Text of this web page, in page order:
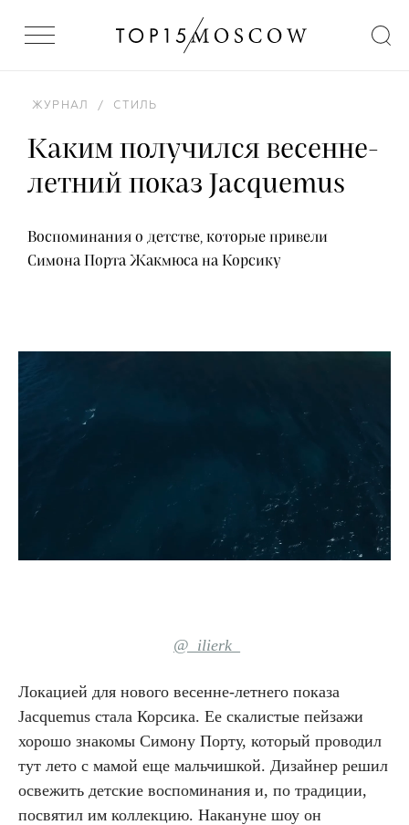
ЖУРНАЛ / СТИЛЬ
Каким получился весенне-
летний показ Jacquemus
Воспоминания о детстве, которые привели
Симона Порта Жакмюса на Корсику
@_ilierk_
Локацией для нового весенне-летнего показа
Jacquemus стала Корсика. Ее скалистые пейзажи
хорошо знакомы Симону Порту, который проводил
тут лето с мамой еще мальчишкой. Дизайнер решил
освежить детские воспоминания и, по традиции,
посвятил им коллекцию. Накануне шоу он